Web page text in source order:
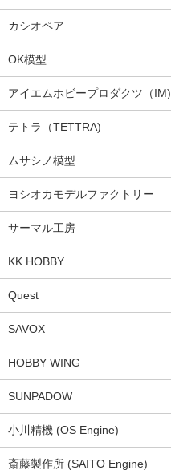
カシオペア
OK模型
アイエムホビープロダクツ（IM)
テトラ（TETTRA)
ムサシノ模型
ヨシオカモデルファクトリー
サーマル工房
KK HOBBY
Quest
SAVOX
HOBBY WING
SUNPADOW
小川精機 (OS Engine)
斎藤製作所 (SAITO Engine)